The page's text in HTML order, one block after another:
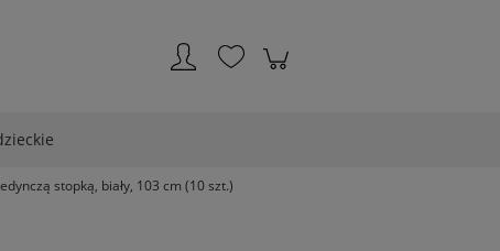
stopką, biały, 103 cm (10 szt.)